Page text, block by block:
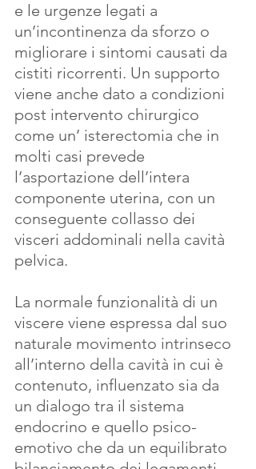
e le urgenze legati a
un’incontinenza da sforzo o
migliorare i sintomi causati da
cistiti ricorrenti. Un supporto
viene anche dato a condizioni
post intervento chirurgico
come un’ isterectomia che in
molti casi prevede
l’asportazione dell’intera
componente uterina, con un
conseguente collasso dei
visceri addominali nella cavità
pelvica.
La normale funzionalità di un
viscere viene espressa dal suo
naturale movimento intrinseco
all’interno della cavità in cui è
contenuto, influenzato sia da
un dialogo tra il sistema
endocrino e quello psico-
emotivo che da un equilibrato